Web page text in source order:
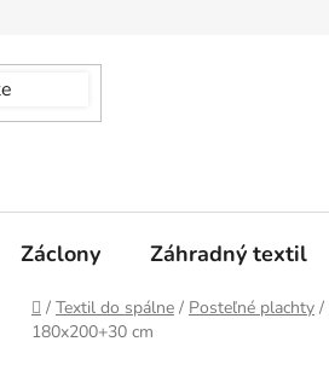
Záclony Záhradný textil
Domov
/ Textil do spálne / Posteľné plachty /
180x200+30 cm